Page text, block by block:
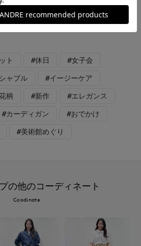
れた夏のモノトーンスタイルで、美術
たりな華やかな主役ワンピースコーデ
ト #休日 #女子会
ャブル #イージーケア
柄 #新作 #エレガンス
#カーディガン #おでかけ
#美術館めぐり
の他のコーディネート
Coodinate